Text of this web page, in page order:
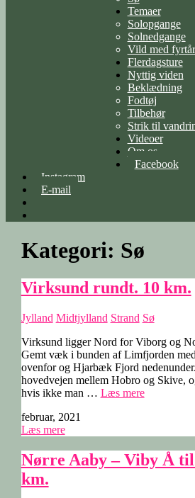
Temaer
Solopgange
Solnedgange
Vild med
Flerdagsture
Nyttig viden
Beklædning
Fodtøj
Tilbehør
Strik til
Videoer
Om os
Facebook
Instagram
E-mail
Kategori: Sø
Virksund rundt. 10 km.
Jylland Midtjylland Strand Sø
Virksund ligger Nord for Viborg og
Gemt væk i bunden af Limfjorden
ovenfor og Hjarbæk Fjord
hovedvejen mellem Hobro og Skive,
hvis ikke man … Læs mere“Virksund
februar, 2021
Læs mere
Nørre Aaby – Viby Å
km.